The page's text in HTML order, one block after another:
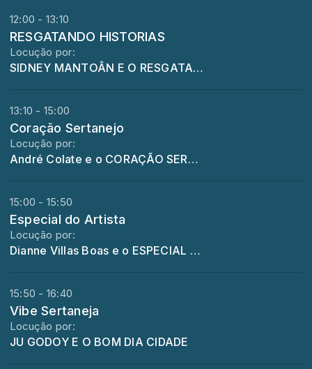
12:00 - 13:10
RESGATANDO HISTORIAS
Locução por:
SIDNEY MANTOÂN E O RESGATANDO HISTORIAS
13:10 - 15:00
Coração Sertanejo
Locução por:
André Colate e o CORAÇÃO SERTANEJO
15:00 - 15:50
Especial do Artista
Locução por:
Dianne Villas Boas e o ESPECIAL DO ARTISTA
15:50 - 16:40
Vibe Sertaneja
Locução por:
JU GODOY E O BOM DIA CIDADE